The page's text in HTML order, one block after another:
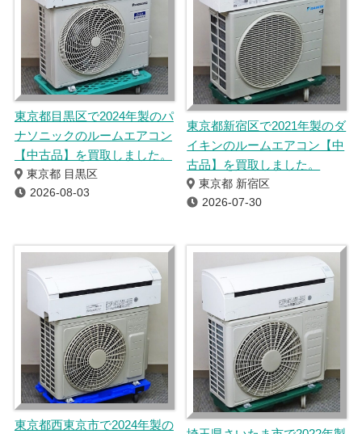
東京都目黒区で2024年製のパ
ナソニックのルームエアコン
【中古品】を買取しました。
東京都 目黒区
2026-08-03
東京都新宿区で2021年製のダ
イキンのルームエアコン【中
古品】を買取しました。
東京都 新宿区
2026-07-30
東京都西東京市で2024年製の